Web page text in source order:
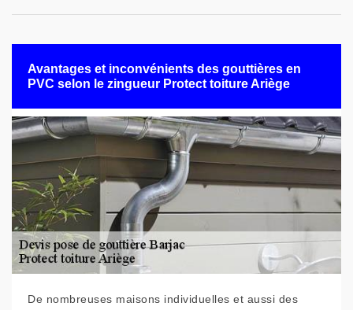
Avantages et inconvénients des gouttières en
PVC selon le zingueur Protect toiture Ariège
De nombreuses maisons individuelles et aussi des